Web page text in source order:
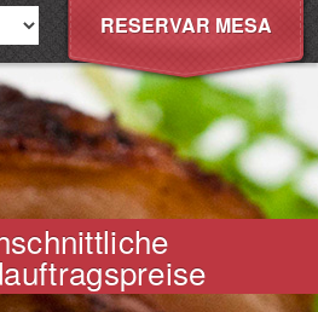
RESERVAR MESA